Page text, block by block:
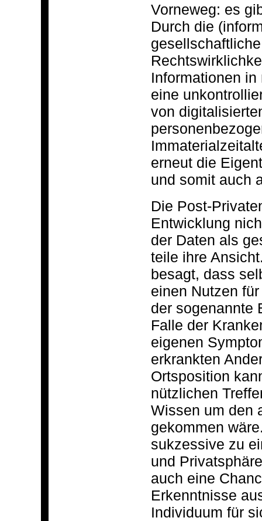
Vorneweg: es
Durch die
Informationen
eine
von
erneut die
und somit auch
Die Post-
Entwicklung
der Daten als
teile ihre
besagt, dass
einen Nutzen
der sogenannte
Falle der
eigenen
erkrankten
Ortsposition
nützlichen
Wissen um den
gekommen
sukzessive zu
und
auch eine
Erkenntnisse
Individuum für